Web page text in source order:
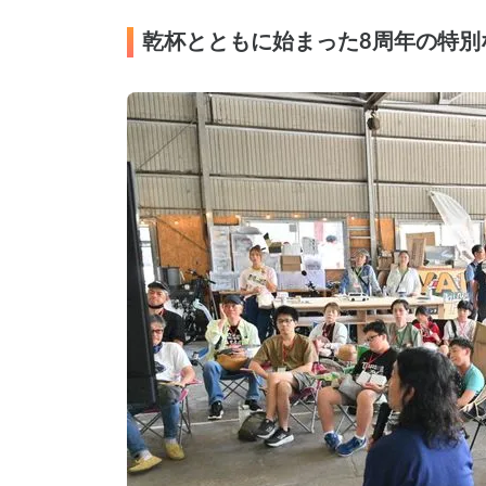
乾杯とともに始まった8周年の特別